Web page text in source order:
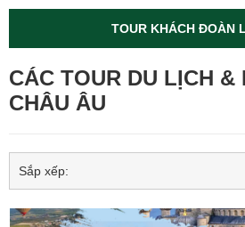
TOUR KHÁCH ĐOÀN
CÁC TOUR DU LỊCH &
CHÂU ÂU
Sắp xếp: